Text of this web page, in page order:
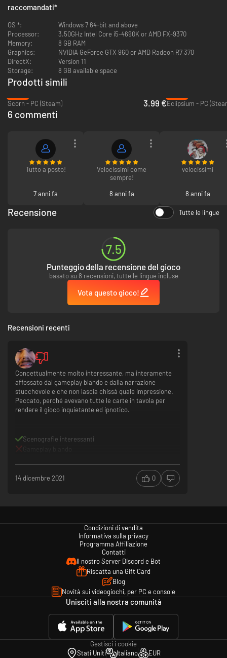
raccomandati*
OS *:
Windows 7 64-bit and above
Processor:
3.50GHz Intel Core i5-4690K or AMD FX-9370
Memory:
8 GB RAM
Graphics:
NVIDIA GeForce GTX 960 or AMD Radeon R7 370
DirectX:
Version 11
Storage:
8 GB available space
Prodotti simili
Scorn - PC (Steam)
3.99 €Eclipsium - PC
6 commenti
Tutto a posto!
7 anni fa
Velocissimi come
sempre!
8 anni fa
velocissimi
8 anni fa
Recensione Tutte le lingue
7.5
Punteggio della recensione del gioco
basato su 8 recensioni, tutte le lingue incluse
Vota questo gioco!
Recensioni recenti
Concettualmente molto interessante, ma interamente
affossato dal gameplay blando e dalla narrazione
stucchevole e che non lascia chissà quale impressione.
Peccato, perché avevano tutte le carte in tavola per
rendere il gioco inquietante ed ipnotico.
Scenografie interessanti
14 dicembre 2021 0
Condizioni di vendita
Informativa sulla privacy
Programma Affiliazione
Contatti
Il nostro Server Discord e Bot
Riscatta una Gift Card
Blog
Novità sui videogiochi, per PC e console
Unisciti alla nostra comunità
Gestisci i cookie
Stati Uniti
Italiano EUR